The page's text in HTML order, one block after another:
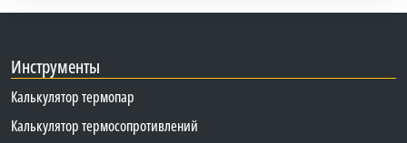
Инструменты
Калькулятор термопар
Калькулятор термосопротивлений